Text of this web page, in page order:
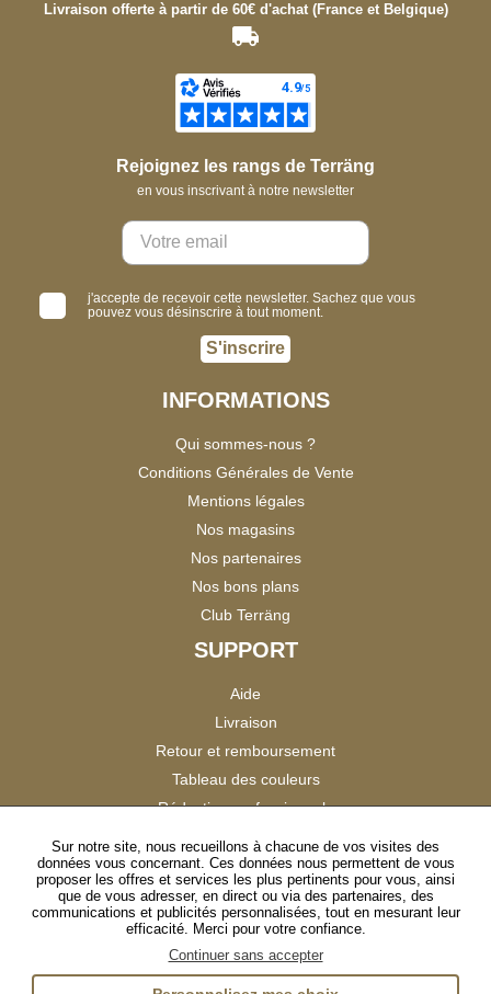
Livraison offerte à partir de 60€ d'achat (France et Belgique)
Rejoignez les rangs de Terräng
en vous inscrivant à notre newsletter
j'accepte de recevoir cette newsletter. Sachez que vous
pouvez vous désinscrire à tout moment.
S'inscrire
INFORMATIONS
Qui sommes-nous ?
Conditions Générales de Vente
Mentions légales
Nos magasins
Nos partenaires
Nos bons plans
Club Terräng
SUPPORT
Aide
Livraison
Retour et remboursement
Tableau des couleurs
Réduction professionnels
Satisfaction Clients
SUIVEZ-NOUS
Sur notre site, nous recueillons à chacune de vos visites des
données vous concernant. Ces données nous permettent de vous
proposer les offres et services les plus pertinents pour vous, ainsi
que de vous adresser, en direct ou via des partenaires, des
communications et publicités personnalisées, tout en mesurant leur
efficacité. Merci pour votre confiance.
Continuer sans accepter